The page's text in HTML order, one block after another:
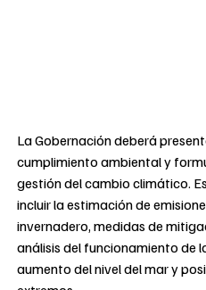
La Gobernación deberá
cumplimiento ambiental y
gestión del cambio climático.
incluir la estimación de
invernadero, medidas de
análisis del funcionamiento de
aumento del nivel del mar y